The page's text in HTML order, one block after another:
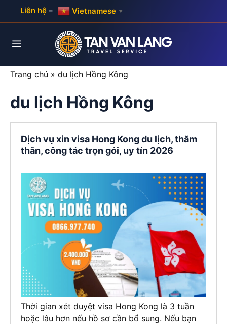
Liên hệ – Vietnamese ▼
Menu
Trang chủ » du lịch Hồng Kông
du lịch Hồng Kông
Dịch vụ xin visa Hong Kong du lịch, thăm
thân, công tác trọn gói, uy tín 2026
Thời gian xét duyệt visa Hong Kong là 3 tuần
hoặc lâu hơn nếu hồ sơ cần bổ sung. Nếu bạn